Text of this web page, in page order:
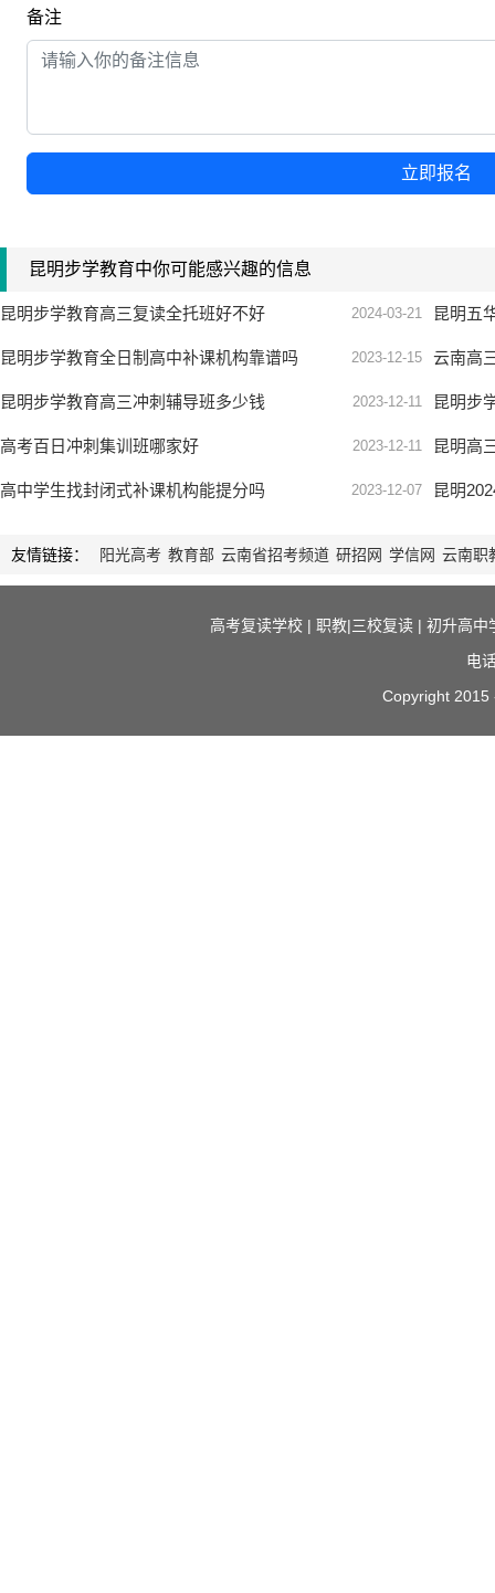
备注
立即报名
昆明步学教育中你可能感兴趣的信息
昆明步学教育高三复读全托班好不好 2024-03-21 昆明五
昆明步学教育全日制高中补课机构靠谱吗 2023-12-15 云南高
昆明步学教育高三冲刺辅导班多少钱 2023-12-11 昆明步
高考百日冲刺集训班哪家好 2023-12-11 昆明高
高中学生找封闭式补课机构能提分吗 2023-12-07 昆明
友情链接： 阳光高考 教育部 云南省招考频道 研招网 学信网 云南职
高考复读学校| 职教|三校复读| 初升高中
电
Copyright